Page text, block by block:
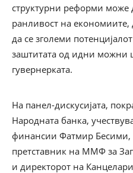
структурни реформи може
ранливост на економиите,
да се зголеми
заштитата од идни можни
гувернерката.
На панел-дискусијата,
Народната банка,
финансии Фатмир Бесими,
претставник на ММФ за
и директорот на